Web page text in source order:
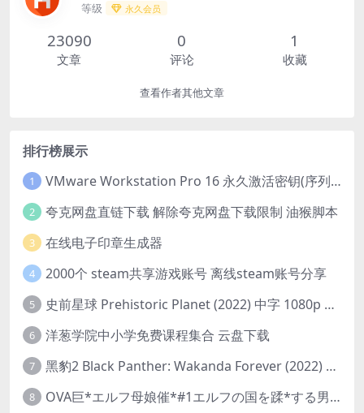
等级 永久会员
23090
文章
0
评论
1
收藏
查看作者其他文章
排行榜展示
1 VMware Workstation Pro 16 永久激活密钥(序列号)
2 夸克网盘直链下载 解除夸克网盘下载限制 油猴脚本
3 在线电子印章生成器
4 2000个 steam共享游戏账号 离线steam账号分享
5 史前星球 Prehistoric Planet (2022) 中字 1080p 高清 阿里云盘 2022.5.27已更新全集
6 洋葱学院中小学免费课程集合 云盘下载
7 黑豹2 Black Panther: Wakanda Forever (2022) 高清版
8 OVA巨*エルフ母娘催*#1エルフの国を蹂*する男。汚された女王と姫